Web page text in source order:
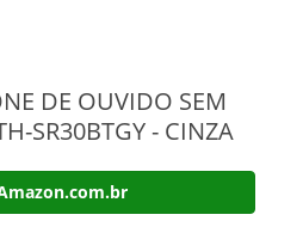
DE OUVIDO SEM
SR30BTGY - CINZA